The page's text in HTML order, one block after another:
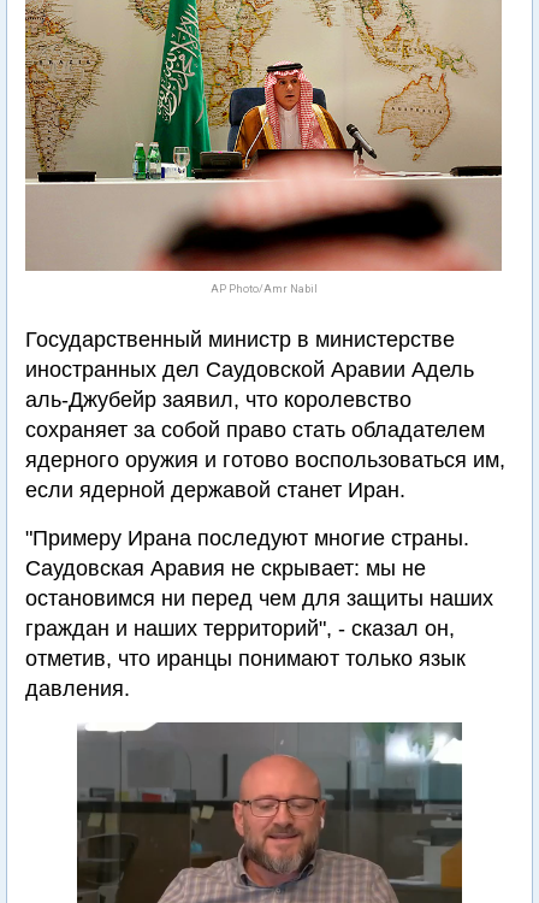
AP Photo/Amr Nabil
Государственный министр в министерстве
иностранных дел Саудовской Аравии Адель
аль-Джубейр заявил, что королевство
сохраняет за собой право стать обладателем
ядерного оружия и готово воспользоваться им,
если ядерной державой станет Иран.
"Примеру Ирана последуют многие страны.
Саудовская Аравия не скрывает: мы не
остановимся ни перед чем для защиты наших
граждан и наших территорий", - сказал он,
отметив, что иранцы понимают только язык
давления.